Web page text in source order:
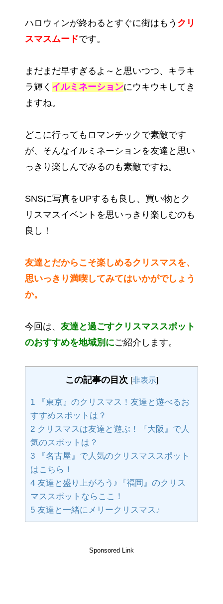
ハロウィンが終わるとすぐに街はもう クリ
スマスムードです。
まだまだ早すぎるよ～と思いつつ、キラキ
ラ輝く イルミネーションにウキウキしてき
ますね。
どこに行ってもロマンチックで素敵です
が、そんなイルミネーションを友達と思い
っきり楽しんでみるのも素敵ですね。
SNSに写真をUPするも良し、買い物とク
リスマスイベントを思いっきり楽しむのも
良し！
友達とだからこそ楽しめるクリスマスを、
思いっきり満喫してみてはいかがでしょう
か。
今回は、 友達と過ごすクリスマススポット
のおすすめを地域別にご紹介します。
この記事の目次 [非表示]
1 『東京』のクリスマス！友達と遊べるお
すすめスポットは？
2 クリスマスは友達と遊ぶ！『大阪』で人
気のスポットは？
3 『名古屋』で人気のクリスマススポット
はこちら！
4 友達と盛り上がろう♪『福岡』のクリス
マススポットならここ！
5 友達と一緒にメリークリスマス♪
Sponsored Link